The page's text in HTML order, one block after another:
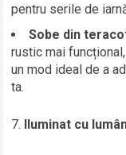
pentru serile de
Sobe din
rustic mai
un mod ideal de a
ta.
Iluminat cu